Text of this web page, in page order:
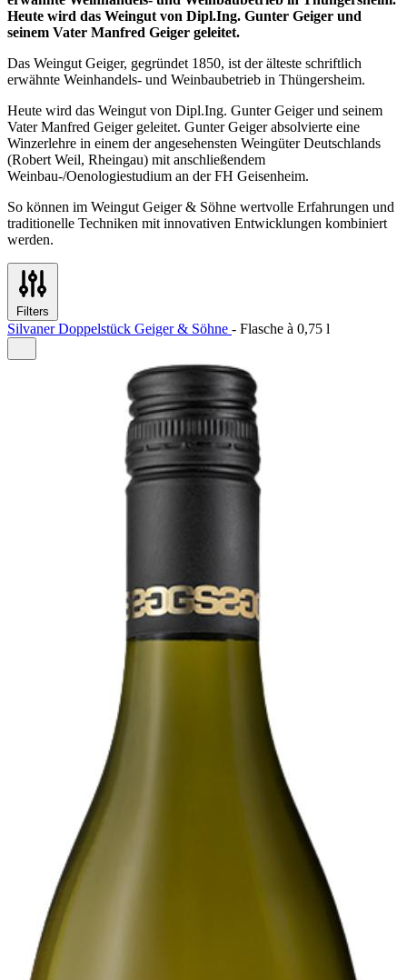
Heute wird das Weingut von Dipl.Ing. Gunter Geiger und
seinem Vater Manfred Geiger geleitet.
Das Weingut Geiger, gegründet 1850, ist der älteste schriftlich
erwähnte Weinhandels- und Weinbaubetrieb in Thüngersheim.
Heute wird das Weingut von Dipl.Ing. Gunter Geiger und seinem
Vater Manfred Geiger geleitet. Gunter Geiger absolvierte eine
Winzerlehre in einem der angesehensten Weingüter Deutschlands
(Robert Weil, Rheingau) mit anschließendem
Weinbau-/Oenologiestudium an der FH Geisenheim.
So können im Weingut Geiger & Söhne wertvolle Erfahrungen und
traditionelle Techniken mit innovativen Entwicklungen kombiniert
werden.
Filters
Silvaner Doppelstück Geiger & Söhne - Flasche à 0,75 l